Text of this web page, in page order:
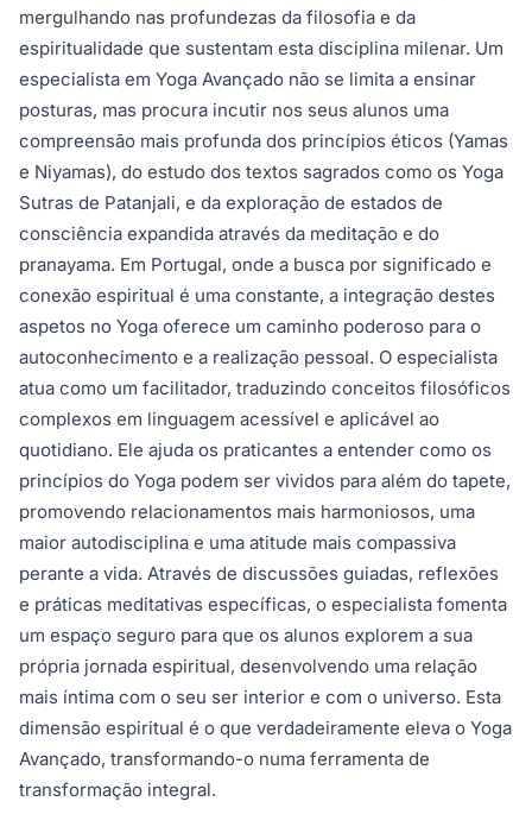
mergulhando nas profundezas da filosofia e da
espiritualidade que sustentam esta disciplina milenar. Um
especialista em Yoga Avançado não se limita a ensinar
posturas, mas procura incutir nos seus alunos uma
compreensão mais profunda dos princípios éticos (Yamas
e Niyamas), do estudo dos textos sagrados como os Yoga
Sutras de Patanjali, e da exploração de estados de
consciência expandida através da meditação e do
pranayama. Em Portugal, onde a busca por significado e
conexão espiritual é uma constante, a integração destes
aspetos no Yoga oferece um caminho poderoso para o
autoconhecimento e a realização pessoal. O especialista
atua como um facilitador, traduzindo conceitos filosóficos
complexos em linguagem acessível e aplicável ao
quotidiano. Ele ajuda os praticantes a entender como os
princípios do Yoga podem ser vividos para além do tapete,
promovendo relacionamentos mais harmoniosos, uma
maior autodisciplina e uma atitude mais compassiva
perante a vida. Através de discussões guiadas, reflexões
e práticas meditativas específicas, o especialista fomenta
um espaço seguro para que os alunos explorem a sua
própria jornada espiritual, desenvolvendo uma relação
mais íntima com o seu ser interior e com o universo. Esta
dimensão espiritual é o que verdadeiramente eleva o Yoga
Avançado, transformando-o numa ferramenta de
transformação integral.